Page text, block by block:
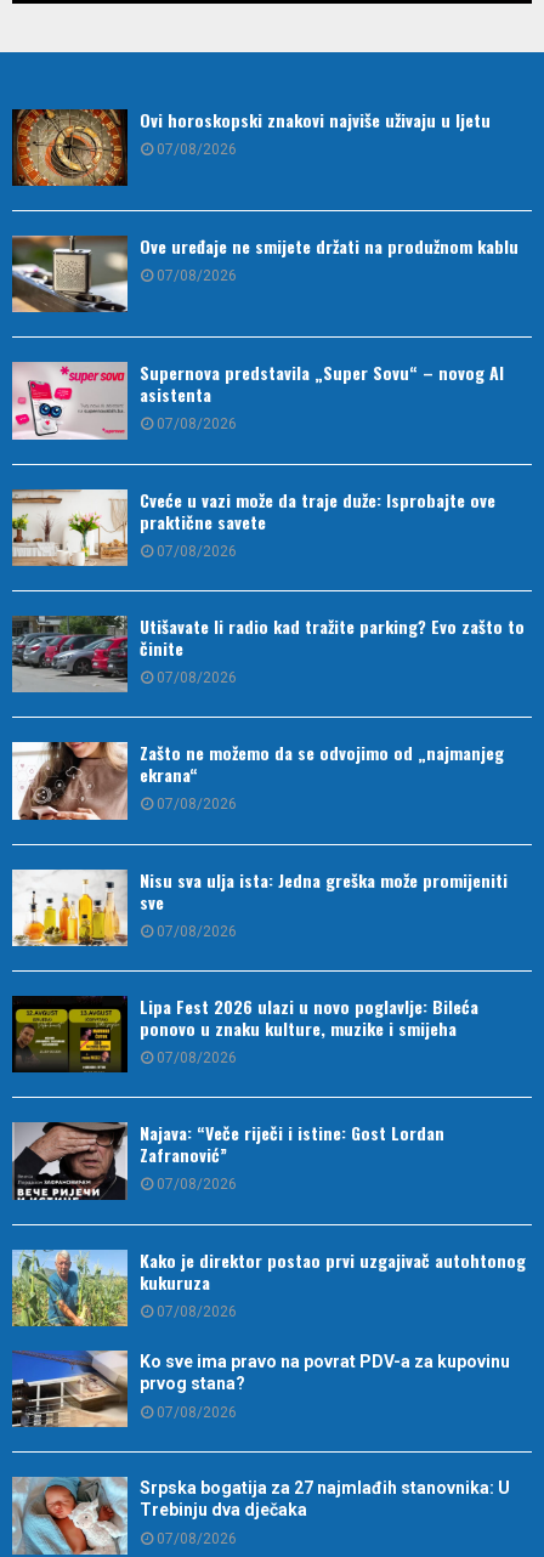
Ovi horoskopski znakovi najviše uživaju u ljetu
07/08/2026
Ove uređaje ne smijete držati na produžnom kablu
07/08/2026
Supernova predstavila „Super Sovu“ – novog AI
asistenta
07/08/2026
Cveće u vazi može da traje duže: Isprobajte ove
praktične savete
07/08/2026
Utišavate li radio kad tražite parking? Evo zašto to
činite
07/08/2026
Zašto ne možemo da se odvojimo od „najmanjeg
ekrana“
07/08/2026
Nisu sva ulja ista: Jedna greška može promijeniti
sve
07/08/2026
Lipa Fest 2026 ulazi u novo poglavlje: Bileća
ponovo u znaku kulture, muzike i smijeha
07/08/2026
Najava: “Veče riječi i istine: Gost Lordan
Zafranović”
07/08/2026
Kako je direktor postao prvi uzgajivač autohtonog
kukuruza
07/08/2026
Ko sve ima pravo na povrat PDV-a za kupovinu
prvog stana?
07/08/2026
Srpska bogatija za 27 najmlađih stanovnika: U
Trebinju dva dječaka
07/08/2026